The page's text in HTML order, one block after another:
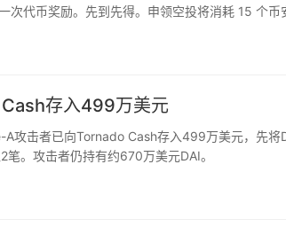
次代币奖励。先到先得。申领空投将消耗 15 个币
存入499万美元
击者已向Tornado Cash存入499万美元，先将
。攻击者仍持有约670万美元DAI。